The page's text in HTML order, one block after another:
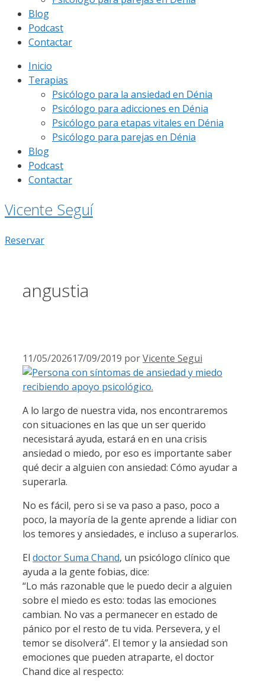
Blog
Podcast
Contactar
Inicio
Terapias
Psicólogo para la ansiedad en Dénia
Psicólogo para adicciones en Dénia
Psicólogo para etapas vitales en Dénia
Psicólogo para parejas en Dénia
Blog
Podcast
Contactar
Vicente Seguí
Reservar
angustia
11/05/202617/09/2019 porVicente Segui
A lo largo de nuestra vida, nos encontraremos
con situaciones en las que un ser querido
necesistará ayuda, estará en en una crisis
ansiedad o miedo, por eso es importante saber
qué decir a alguien con ansiedad: Cómo ayudar a
superarla.
No es fácil, pero si se va paso a paso, poco a
poco, la mayoría de la gente aprende a lidiar con
los temores y ansiedades, e incluso a superarlos.
El doctor Suma Chand, un psicólogo clínico que
ayuda a la gente fobias, dice:
“Lo más razonable que le puedo decir a alguien
sobre el miedo es esto: todas las emociones
cambian. No vas a permanecer en estado de
pánico por el resto de tu vida. Persevera, y el
temor se disolverá”. El temor y la ansiedad son
emociones que pueden atraparte, el doctor
Chand dice al respecto: